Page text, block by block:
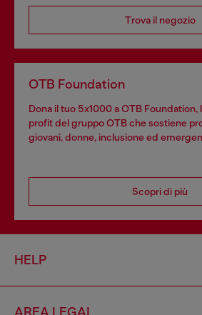
Trova il negozio
OTB Foundation
Dona il tuo 5x1000 a OTB Foundation,
profit del gruppo OTB che sostiene
giovani, donne, inclusione ed
Scopri di più
HELP
AREA LEGAL